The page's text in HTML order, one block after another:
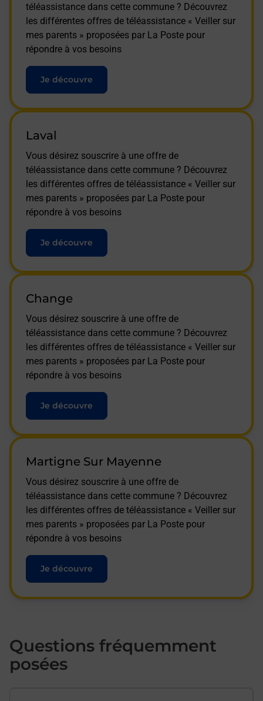
téléassistance dans cette commune ? Découvrez
les différentes offres de téléassistance « Veiller sur
mes parents » proposées par La Poste pour
répondre à vos besoins
Je découvre
Laval
Vous désirez souscrire à une offre de
téléassistance dans cette commune ? Découvrez
les différentes offres de téléassistance « Veiller sur
mes parents » proposées par La Poste pour
répondre à vos besoins
Je découvre
Change
Vous désirez souscrire à une offre de
téléassistance dans cette commune ? Découvrez
les différentes offres de téléassistance « Veiller sur
mes parents » proposées par La Poste pour
répondre à vos besoins
Je découvre
Martigne Sur Mayenne
Vous désirez souscrire à une offre de
téléassistance dans cette commune ? Découvrez
les différentes offres de téléassistance « Veiller sur
mes parents » proposées par La Poste pour
répondre à vos besoins
Je découvre
Questions fréquemment
posées